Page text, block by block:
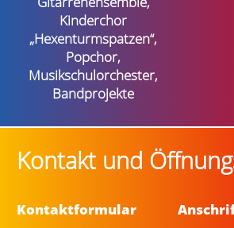
Kinderchor
„Hexenturmspatzen“,
Popchor,
Musikschulorchester,
Bandprojekte
Kontakt und
Kontaktformular